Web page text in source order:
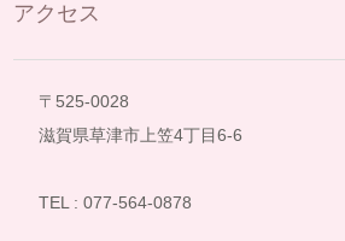
アクセス
〒525-0028
滋賀県草津市上笠4丁目6-6
TEL : 077-564-0878